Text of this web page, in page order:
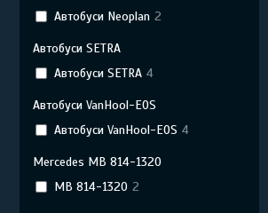
Автобуси Neoplan 2
Автобуси SETRA
Автобуси SETRA 4
Автобуси VanHool-EOS
Автобуси VanHool-EOS 4
Mercedes MB 814-1320
MB 814-1320 2